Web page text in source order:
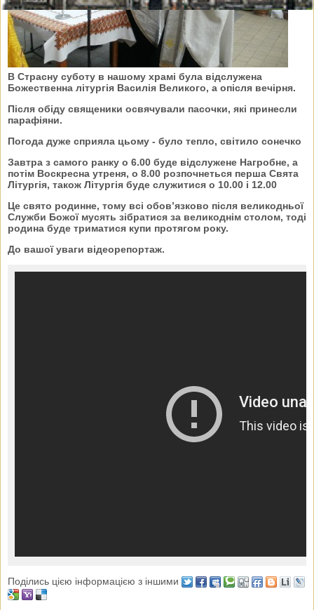
В Страсну суботу в нашому храмі була відслужена
Божественна літургія Василія Великого, а опісля вечірня.
Після обіду священики освячували пасочки, які принесли
парафіяни.
Погода дуже сприяла цьому - було тепло, світило сонечко
Завтра з самого ранку о 6.00 буде відслужене Нагробне, а
потім Воскресна утреня, о 8.00 розпочнеться перша Свята
Літургія, також Літургія буде служитися о 10.00 і 12.00
Це свято родинне, тому всі обов’язково після великодньої
Служби Божої мусять зібратися за великоднім столом, тоді
родина буде триматися купи протягом року.
До вашої уваги відеорепортаж.
Поділись цією інформацією з іншими